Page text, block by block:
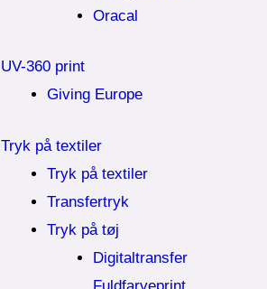
Oracal
UV-360 print
Giving Europe
Tryk på textiler
Tryk på textiler
Transfertryk
Tryk på tøj
Digitaltransfer
Fuldfarveprint